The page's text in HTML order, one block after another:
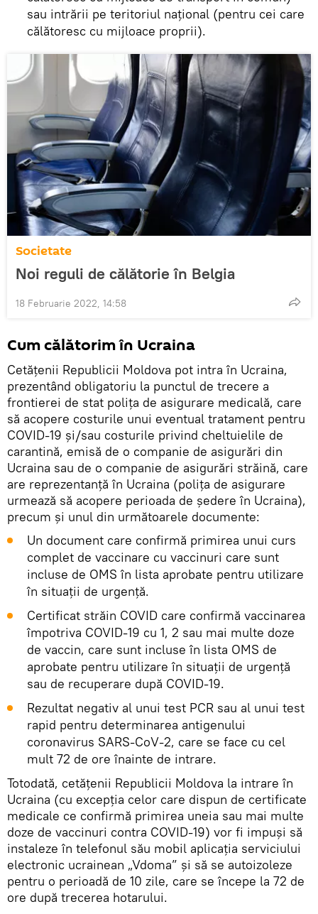
sau intrării pe teritoriul național (pentru cei care
călătoresc cu mijloace proprii).
Societate
Noi reguli de călătorie în Belgia
18 Februarie 2022, 14:58
Cum călătorim în Ucraina
Cetățenii Republicii Moldova pot intra în Ucraina,
prezentând obligatoriu la punctul de trecere a
frontierei de stat polița de asigurare medicală, care
să acopere costurile unui eventual tratament pentru
COVID-19 și/sau costurile privind cheltuielile de
carantină, emisă de o companie de asigurări din
Ucraina sau de o companie de asigurări străină, care
are reprezentanță în Ucraina (polița de asigurare
urmează să acopere perioada de ședere în Ucraina),
precum și unul din următoarele documente:
Un document care confirmă primirea unui curs
complet de vaccinare cu vaccinuri care sunt
incluse de OMS în lista aprobate pentru utilizare
în situații de urgență.
Certificat străin COVID care confirmă vaccinarea
împotriva COVID-19 cu 1, 2 sau mai multe doze
de vaccin, care sunt incluse în lista OMS de
aprobate pentru utilizare în situații de urgență
sau de recuperare după COVID-19.
Rezultat negativ al unui test PCR sau al unui test
rapid pentru determinarea antigenului
coronavirus SARS-CoV-2, care se face cu cel
mult 72 de ore înainte de intrare.
Totodată, cetățenii Republicii Moldova la intrare în
Ucraina (cu excepția celor care dispun de certificate
medicale ce confirmă primirea uneia sau mai multe
doze de vaccinuri contra COVID-19) vor fi impuși să
instaleze în telefonul său mobil aplicația serviciului
electronic ucrainean „Vdoma” și să se autoizoleze
pentru o perioadă de 10 zile, care se începe la 72 de
ore după trecerea hotarului.